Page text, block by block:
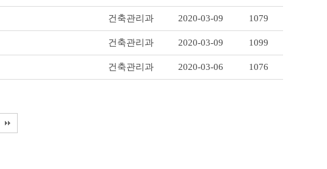
건축관리과 2020-03-09 1079
건축관리과 2020-03-09 1099
건축관리과 2020-03-06 1076